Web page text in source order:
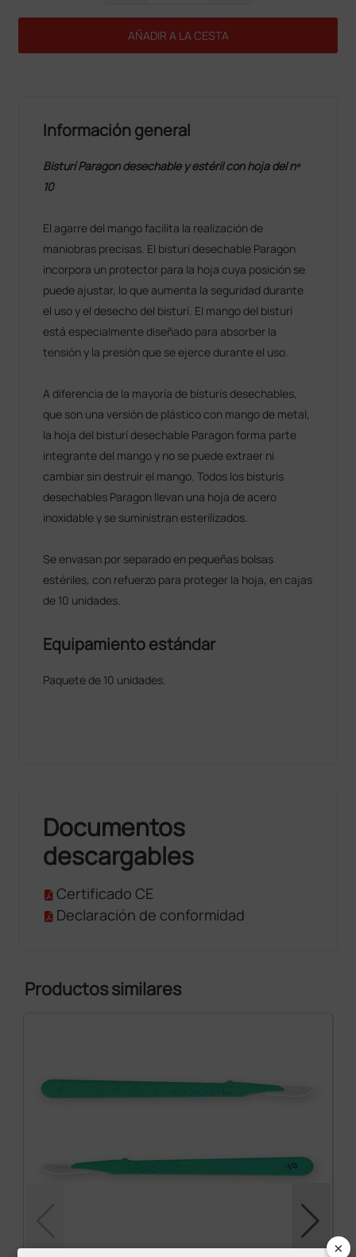
AÑADIR A LA CESTA
Información general
Bisturí Paragon desechable y estéril con hoja del nº
10
El agarre del mango facilita la realización de
maniobras precisas. El bisturí desechable Paragon
incorpora un protector para la hoja cuya posición se
puede ajustar, lo que aumenta la seguridad durante
el uso y el desecho del bisturí. El mango del bisturí
está especialmente diseñado para absorber la
tensión y la presión que se ejerce durante el uso.
A diferencia de la mayoría de bisturís desechables,
que son una versión de plástico con mango de metal,
la hoja del bisturí desechable Paragon forma parte
integrante del mango y no se puede extraer ni
cambiar sin destruir el mango. Todos los bisturís
desechables Paragon llevan una hoja de acero
inoxidable y se suministran esterilizados.
Se envasan por separado en pequeñas bolsas
estériles, con refuerzo para proteger la hoja, en cajas
de 10 unidades.
Equipamiento estándar
Paquete de 10 unidades.
Documentos
descargables
Certificado CE
Declaración de conformidad
Productos similares
×